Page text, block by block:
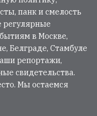
панк и смелость
регулярные
в Москве,
Белграде, Стамбуле
репортажи,
свидетельства.
Мы остаемся